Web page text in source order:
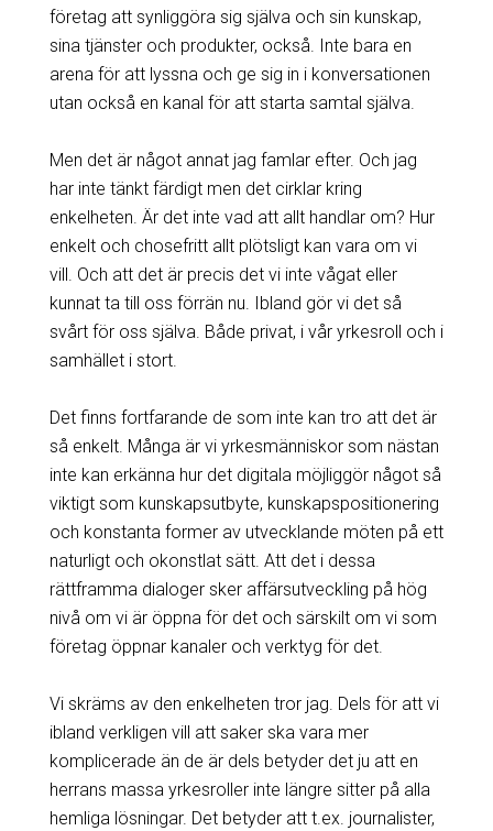
företag att synliggöra sig själva och sin kunskap,
sina tjänster och produkter, också. Inte bara en
arena för att lyssna och ge sig in i konversationen
utan också en kanal för att starta samtal själva.
Men det är något annat jag famlar efter. Och jag
har inte tänkt färdigt men det cirklar kring
enkelheten. Är det inte vad att allt handlar om? Hur
enkelt och chosefritt allt plötsligt kan vara om vi
vill. Och att det är precis det vi inte vågat eller
kunnat ta till oss förrän nu. Ibland gör vi det så
svårt för oss själva. Både privat, i vår yrkesroll och i
samhället i stort.
Det finns fortfarande de som inte kan tro att det är
så enkelt. Många är vi yrkesmänniskor som nästan
inte kan erkänna hur det digitala möjliggör något så
viktigt som kunskapsutbyte, kunskapspositionering
och konstanta former av utvecklande möten på ett
naturligt och okonstlat sätt. Att det i dessa
rättframma dialoger sker affärsutveckling på hög
nivå om vi är öppna för det och särskilt om vi som
företag öppnar kanaler och verktyg för det.
Vi skräms av den enkelheten tror jag. Dels för att vi
ibland verkligen vill att saker ska vara mer
komplicerade än de är dels betyder det ju att en
herrans massa yrkesroller inte längre sitter på alla
hemliga lösningar. Det betyder att t.ex. journalister,